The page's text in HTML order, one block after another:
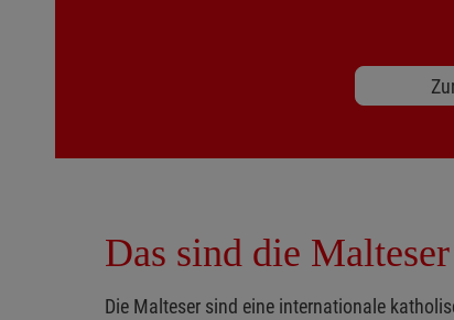
Das sind die Malteser
Die Malteser sind eine internationale